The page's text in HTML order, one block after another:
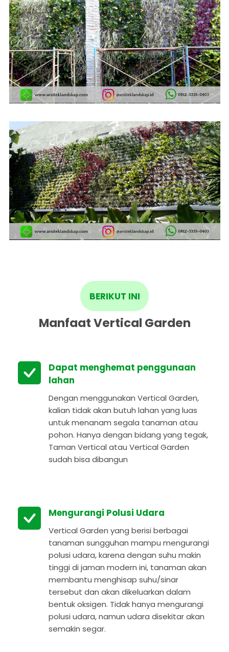
BERIKUT INI
Manfaat Vertical Garden
Dapat menghemat penggunaan
lahan
Dengan menggunakan Vertical Garden,
kalian tidak akan butuh lahan yang luas
untuk menanam segala tanaman atau
pohon. Hanya dengan bidang yang tegak,
Taman Vertical atau Vertical Garden
sudah bisa dibangun
Mengurangi Polusi Udara
Vertical Garden yang berisi berbagai
tanaman sungguhan mampu mengurangi
polusi udara, karena dengan suhu makin
tinggi di jaman modern ini, tanaman akan
membantu menghisap suhu/sinar
tersebut dan akan dikeluarkan dalam
bentuk oksigen. Tidak hanya mengurangi
polusi udara, namun udara disekitar akan
semakin segar.